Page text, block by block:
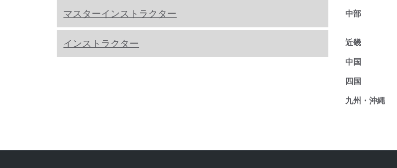
マスターインストラクター
インストラクター
中部
近畿
中国
四国
九州・沖縄